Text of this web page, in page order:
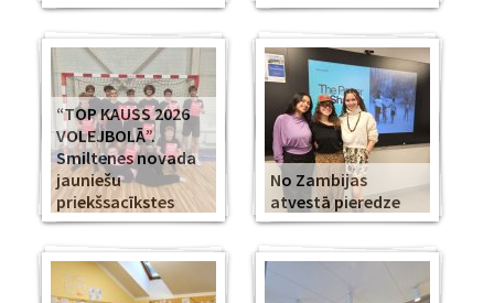
“TOP KAUSS 2026
VOLEJBOLĀ”.
Smiltenes novada
jauniešu
priekšsacīkstes
No Zambijas
atvestā pieredze